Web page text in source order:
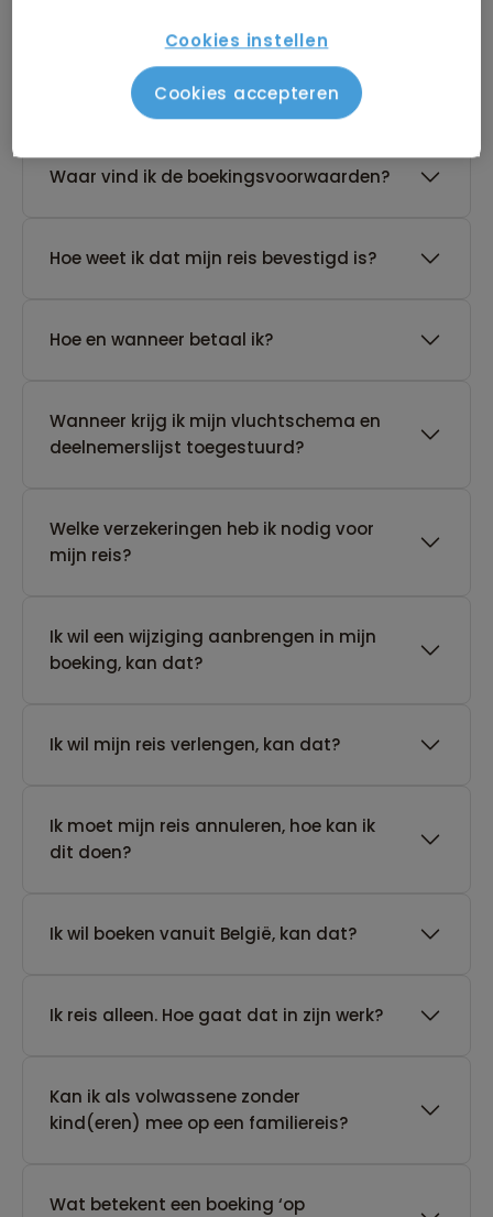
De reis van mijn keuze heeft nog geen
gegarandeerd vertrek. Wat nu?
Waar vind ik de boekingsvoorwaarden?
Hoe weet ik dat mijn reis bevestigd is?
Hoe en wanneer betaal ik?
Wanneer krijg ik mijn vluchtschema en
deelnemerslijst toegestuurd?
Welke verzekeringen heb ik nodig voor
mijn reis?
Ik wil een wijziging aanbrengen in mijn
boeking, kan dat?
Ik wil mijn reis verlengen, kan dat?
Ik moet mijn reis annuleren, hoe kan ik
dit doen?
Ik wil boeken vanuit België, kan dat?
​Ik reis alleen. Hoe gaat dat in zijn werk?
Kan ik als volwassene zonder
kind(eren) mee op een familiereis?
Wat betekent een boeking ‘op
Cookies instellen
Cookies accepteren